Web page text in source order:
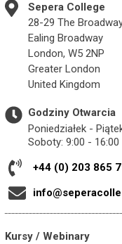
Sepera College
28-29 The
Ealing Broadway
London, W5 2NP
Greater London
United Kingdom
Godziny Otwarcia
Poniedziałek -
Soboty: 9:00 - 16:00
+44 (0) 203 865
Kursy / Webinary